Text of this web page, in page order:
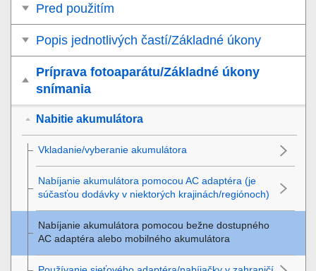
Pred použitím
Popis jednotlivých častí/Základné úkony
Príprava fotoaparátu/Základné úkony
snímania
Nabitie akumulátora
Vkladanie/vyberanie akumulátora
Nabíjanie akumulátora pomocou AC adaptéra (je
súčasťou dodávky v niektorých krajinách/regiónoch)
Nabíjanie akumulátora pomocou bežne dostupného
AC adaptéra alebo mobilného akumulátora